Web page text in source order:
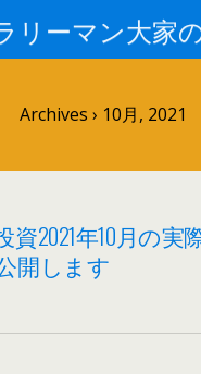
Archives › 10月, 2021
資2021年10月の実
開します